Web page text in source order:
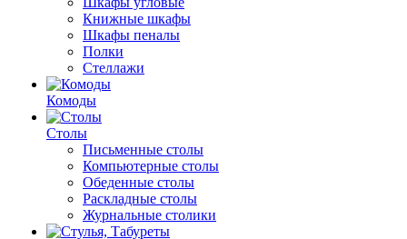
Книжные шкафы
Шкафы пеналы
Полки
Стеллажи
Комоды
Столы
Письменные столы
Компьютерные столы
Обеденные столы
Раскладные столы
Журнальные столики